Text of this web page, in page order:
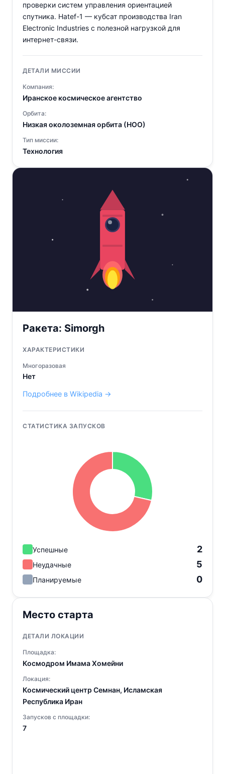
проверки систем управления ориентацией
спутника. Hatef-1 — кубсат производства Iran
Electronic Industries с полезной нагрузкой для
интернет-связи.
ДЕТАЛИ МИССИИ
Компания:
Иранское космическое агентство
Орбита:
Низкая околоземная орбита (НОО)
Тип миссии:
Технология
Ракета: Simorgh
ХАРАКТЕРИСТИКИ
Многоразовая
Нет
Подробнее в Wikipedia →
СТАТИСТИКА ЗАПУСКОВ
Успешные 2
Неудачные 5
Планируемые 0
Место старта
ДЕТАЛИ ЛОКАЦИИ
Площадка:
Космодром Имама Хомейни
Локация:
Космический центр Семнан, Исламская
Республика Иран
Запусков с площадки:
7